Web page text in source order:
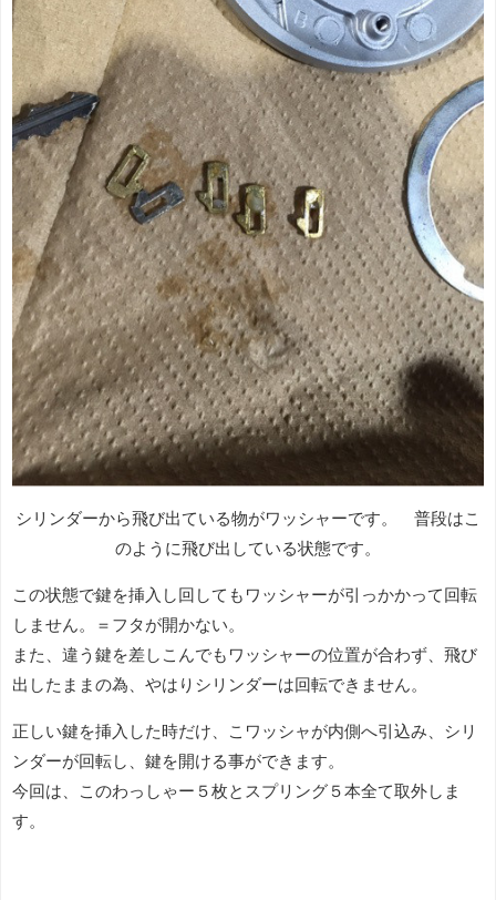
シリンダーから飛び出ている物がワッシャーです。 普段はこ
のように飛び出している状態です。
この状態で鍵を挿入し回してもワッシャーが引っかかって回転
しません。＝フタが開かない。
また、違う鍵を差しこんでもワッシャーの位置が合わず、飛び
出したままの為、やはりシリンダーは回転できません。
正しい鍵を挿入した時だけ、こワッシャが内側へ引込み、シリ
ンダーが回転し、鍵を開ける事ができます。
今回は、このわっしゃー５枚とスプリング５本全て取外しま
す。